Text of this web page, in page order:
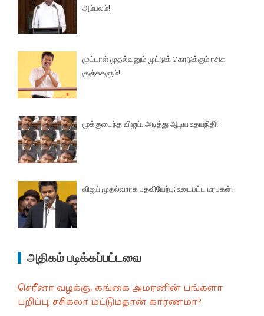
அம்பலம்!
முட்டாள் முதல்வனும் முட்டுக் கொடுக்கும் ரசிக
குஞ்சுகளும்!
மூக்குடைந்த விஜய்; அடித்து ஆடிய உதயநிதி!
விஜய் முதல்வராக பதவியேற்பு; உடைபட்ட மரபுகள்!
அதிகம் படிக்கப்பட்டவை
செரீனா வழக்கு, கங்கை அமரனின் பங்களா
பறிப்பு; சசிகலா மட்டும்தான் காரணமா?